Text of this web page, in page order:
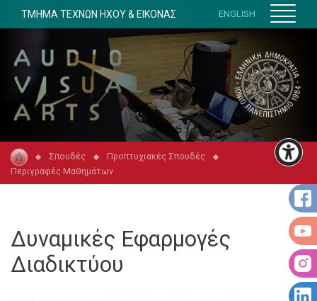
ΤΜΗΜΑ ΤΕΧΝΩΝ ΗΧΟΥ & ΕΙΚΟΝΑΣ ENGLISH
Σπουδές
Προπτυχιακές Σπουδές
Περιγραφές Μαθημάτων
Δυναμικές Εφαρμογές
Διαδικτύου